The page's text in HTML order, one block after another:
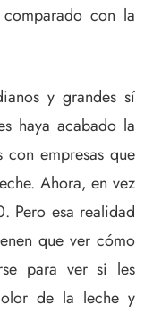
con la
y grandes sí
haya acabado la
con empresas que
Ahora, en vez
Pero esa realidad
que ver cómo
para ver si les
de la leche y